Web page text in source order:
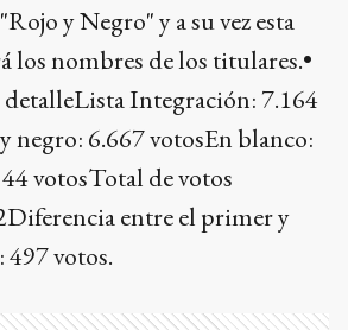
y Negro" y a su vez esta
nombres de los titulares.•
Integración: 7.164
negro: 6.667 votosEn blanco:
votosTotal de votos
entre el primer y
votos.